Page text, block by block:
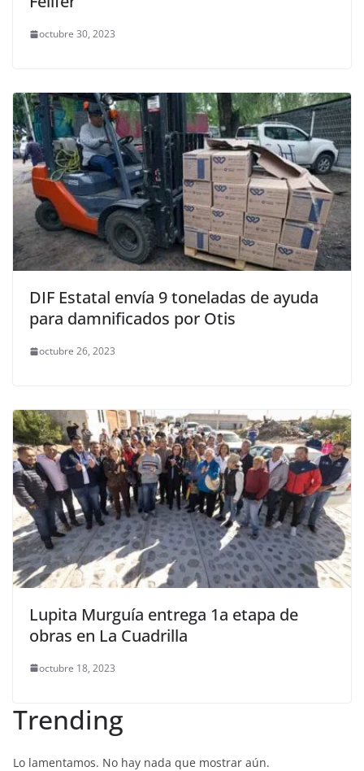
octubre 30, 2023
DIF Estatal envía 9 toneladas de ayuda
para damnificados por Otis
octubre 26, 2023
Lupita Murguía entrega 1a etapa de
obras en La Cuadrilla
octubre 18, 2023
Trending
Lo lamentamos. No hay nada que mostrar aún.